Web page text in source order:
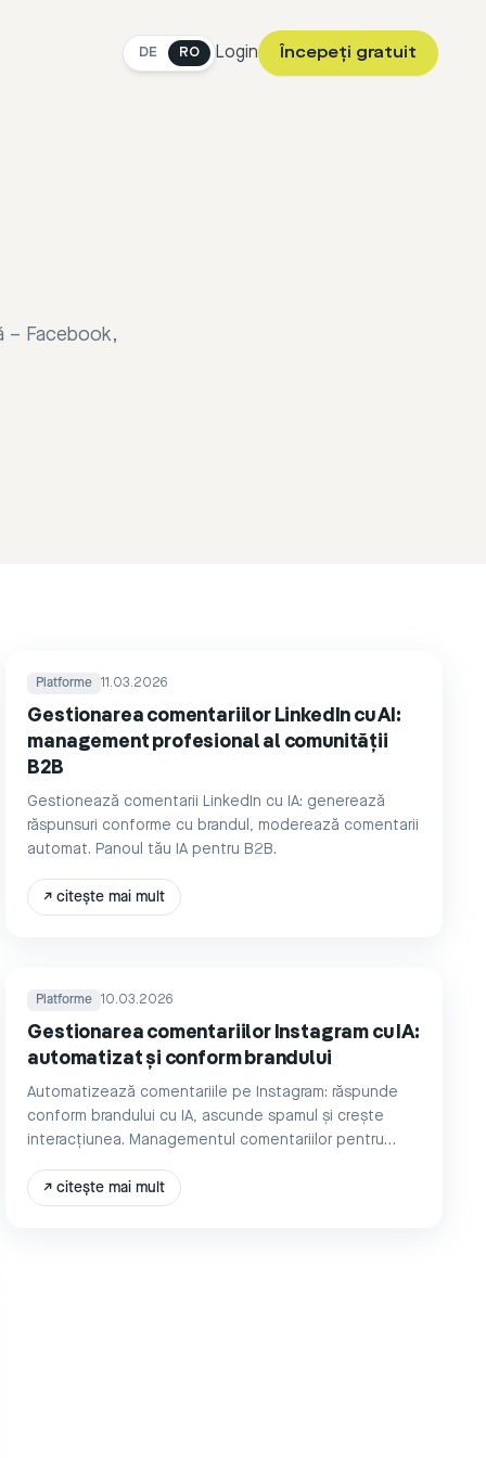
DE RO Login Începeți gratuit
– Facebook,
Platforme 11.03.2026
Gestionarea comentariilor LinkedIn cu AI:
management profesional al comunității
B2B
Gestionează comentarii LinkedIn cu IA: generează
răspunsuri conforme cu brandul, moderează comentarii
automat. Panoul tău IA pentru B2B.
↗citește mai mult
Platforme 10.03.2026
Gestionarea comentariilor Instagram cu IA:
automatizat și conform brandului
Automatizează comentariile pe Instagram: răspunde
conform brandului cu IA, ascunde spamul și crește
interacțiunea. Managementul comentariilor pentru
↗citește mai mult